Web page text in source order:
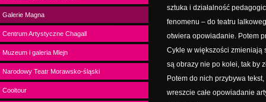
Galerie Magna
Centrum Artystyczne Chagall
Muzeum i galeria Mlejn
Narodowy Teatr Morawsko-śląski
Cooltour
sztuka i działalność
fenomenu – do teatru
otwiera opowiadanie. Potem
Cykle w większości zmieniają
są obrazy nie po kolei, tak by
Potem do nich przybywa
wreszcie całe opowiadanie